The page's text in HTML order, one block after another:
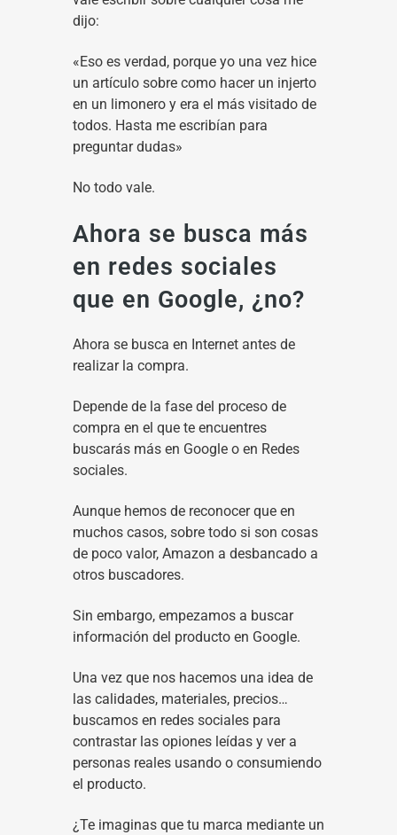
dijo:
«Eso es verdad, porque yo una vez hice
un artículo sobre como hacer un injerto
en un limonero y era el más visitado de
todos. Hasta me escribían para
preguntar dudas»
No todo vale.
Ahora se busca más
en redes sociales
que en Google, ¿no?
Ahora se busca en Internet antes de
realizar la compra.
Depende de la fase del proceso de
compra en el que te encuentres
buscarás más en Google o en Redes
sociales.
Aunque hemos de reconocer que en
muchos casos, sobre todo si son cosas
de poco valor, Amazon a desbancado a
otros buscadores.
Sin embargo, empezamos a buscar
información del producto en Google.
Una vez que nos hacemos una idea de
las calidades, materiales, precios…
buscamos en redes sociales para
contrastar las opiones leídas y ver a
personas reales usando o consumiendo
el producto.
¿Te imaginas que tu marca mediante un